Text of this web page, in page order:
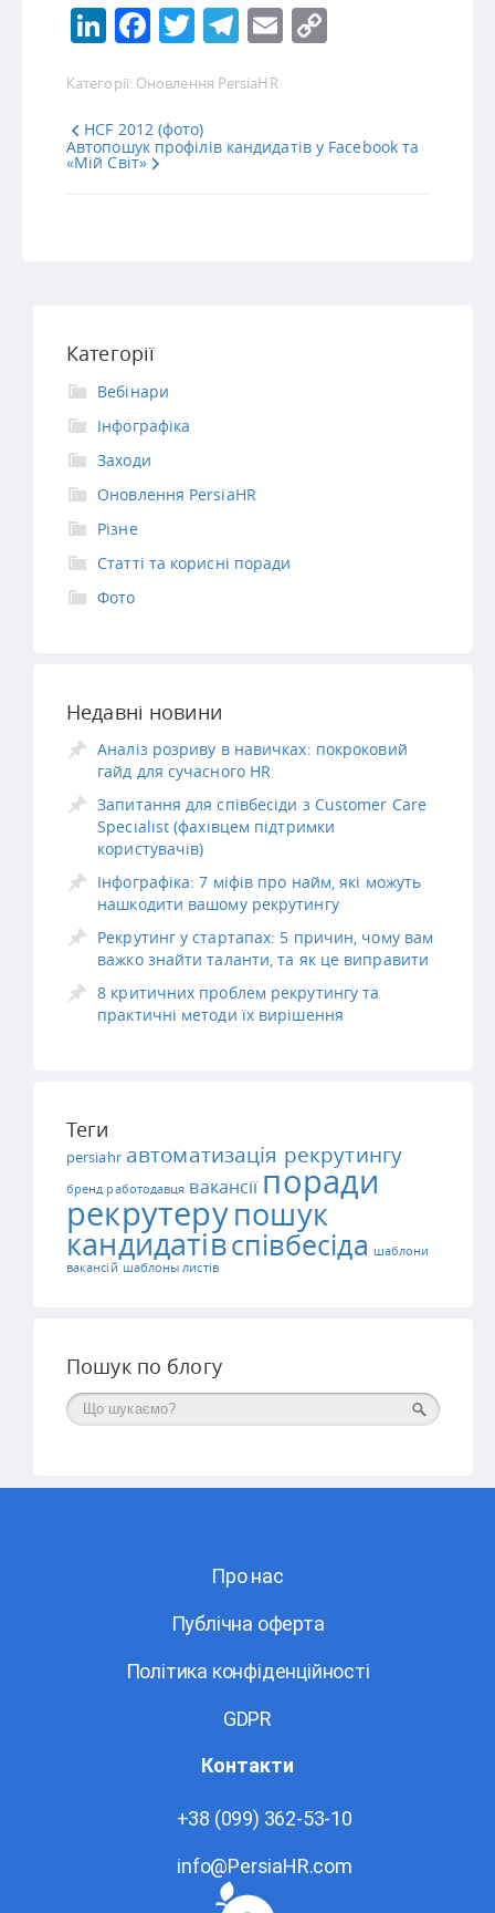
LinkedIn
Facebook
Twitter
Telegram
Email
Категорії: Оновлення PersiaHR
HCF 2012 (фото)
Автопошук профілів кандидатів у Facebook та
«Мій Світ»
Категорії
Вебінари
Інфографіка
Заходи
Оновлення PersiaHR
Різне
Статті та корисні поради
Фото
Недавні новини
Аналіз розриву в навичках: покроковий
гайд для сучасного HR
Запитання для співбесіди з Customer Care
Specialist (фахівцем підтримки
користувачів)
Інфографіка: 7 міфів про найм, які можуть
нашкодити вашому рекрутингу
Рекрутинг у стартапах: 5 причин, чому вам
важко знайти таланти, та як це виправити
8 критичних проблем рекрутингу та
практичні методи їх вирішення
Теги
persiahr автоматизація рекрутингу
бренд работодавця вакансії поради
рекрутерупошук
кандидатівспівбесіда шаблони
вакансій шаблоны листів
Пошук по блогу
Поиск
Про нас
Публічна оферта
Політика конфіденційності
GDPR
Контакти
+38 (099) 362-53-10
info@PersiaHR.com